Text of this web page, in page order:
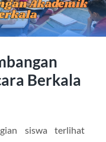
Berkala
siswa terlihat